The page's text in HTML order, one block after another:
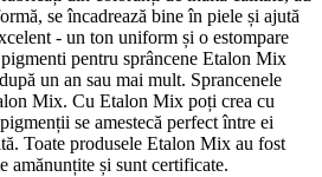
se încadrează bine în piele și ajută
- un ton uniform și o estompare
pentru sprâncene Etalon Mix
un an sau mai mult. Sprancenele
Mix. Cu Etalon Mix poți crea cu
se amestecă perfect între ei
Toate produsele Etalon Mix au fost
amănunțite și sunt certificate.